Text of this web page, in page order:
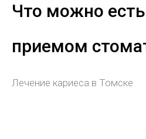
Что можно
приемом
Лечение кариеса в Томске